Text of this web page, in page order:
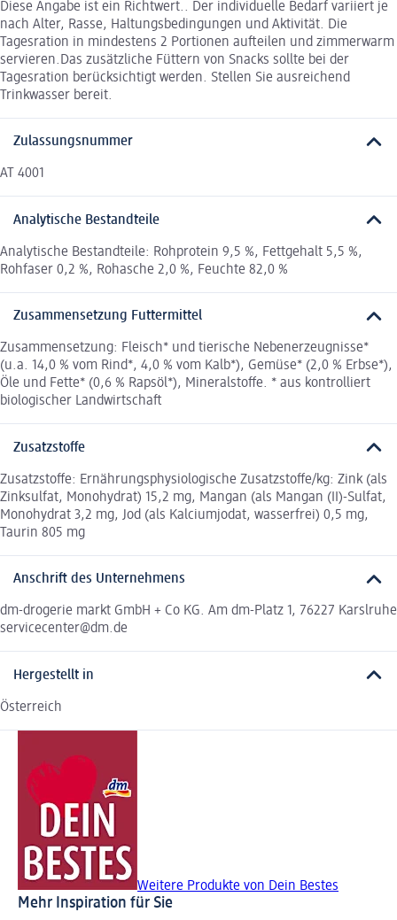
Diese Angabe ist ein Richtwert.. Der individuelle Bedarf variiert je
nach Alter, Rasse, Haltungsbedingungen und Aktivität. Die
Tagesration in mindestens 2 Portionen aufteilen und zimmerwarm
servieren.Das zusätzliche Füttern von Snacks sollte bei der
Tagesration berücksichtigt werden. Stellen Sie ausreichend
Trinkwasser bereit.
Zulassungsnummer
AT 4001
Analytische Bestandteile
Analytische Bestandteile: Rohprotein 9,5 %, Fettgehalt 5,5 %,
Rohfaser 0,2 %, Rohasche 2,0 %, Feuchte 82,0 %
Zusammensetzung Futtermittel
Zusammensetzung: Fleisch* und tierische Nebenerzeugnisse*
(u.a. 14,0 % vom Rind*, 4,0 % vom Kalb*), Gemüse* (2,0 % Erbse*),
Öle und Fette* (0,6 % Rapsöl*), Mineralstoffe. * aus kontrolliert
biologischer Landwirtschaft
Zusatzstoffe
Zusatzstoffe: Ernährungsphysiologische Zusatzstoffe/kg: Zink (als
Zinksulfat, Monohydrat) 15,2 mg, Mangan (als Mangan (II)-Sulfat,
Monohydrat 3,2 mg, Jod (als Kalciumjodat, wasserfrei) 0,5 mg,
Taurin 805 mg
Anschrift des Unternehmens
dm-drogerie markt GmbH + Co KG. Am dm-Platz 1, 76227 Karslruhe
servicecenter@dm.de
Hergestellt in
Österreich
Weitere Produkte von Dein Bestes
Mehr Inspiration für Sie